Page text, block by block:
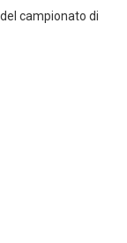
campionato di